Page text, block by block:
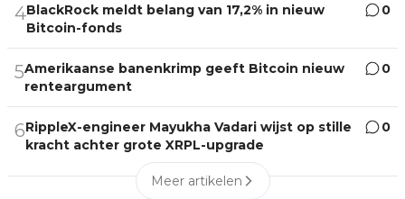
4BlackRock meldt belang van 17,2% in nieuw
Bitcoin-fonds
0
5Amerikaanse banenkrimp geeft Bitcoin nieuw
renteargument
0
6RippleX-engineer Mayukha Vadari wijst op stille
kracht achter grote XRPL-upgrade
0
Meer artikelen